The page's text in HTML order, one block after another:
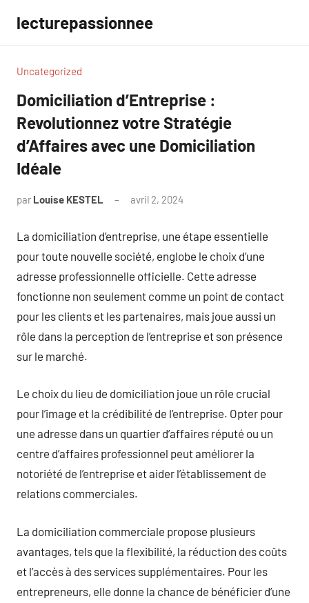
contenu
lecturepassionnee
Uncategorized
Domiciliation d’Entreprise :
Revolutionnez votre Stratégie
d’Affaires avec une Domiciliation
Idéale
par Louise KESTEL avril 2, 2024
La domiciliation d’entreprise, une étape essentielle
pour toute nouvelle société, englobe le choix d’une
adresse professionnelle officielle. Cette adresse
fonctionne non seulement comme un point de contact
pour les clients et les partenaires, mais joue aussi un
rôle dans la perception de l’entreprise et son présence
sur le marché.
Le choix du lieu de domiciliation joue un rôle crucial
pour l’image et la crédibilité de l’entreprise. Opter pour
une adresse dans un quartier d’affaires réputé ou un
centre d’affaires professionnel peut améliorer la
notoriété de l’entreprise et aider l’établissement de
relations commerciales.
La domiciliation commerciale propose plusieurs
avantages, tels que la flexibilité, la réduction des coûts
et l’accès à des services supplémentaires. Pour les
entrepreneurs, elle donne la chance de bénéficier d’une